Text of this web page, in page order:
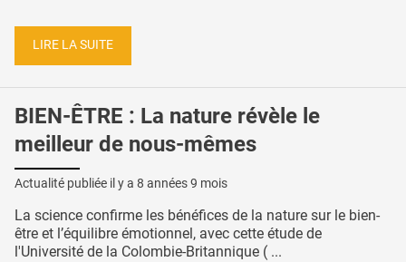
LIRE LA SUITE
BIEN-ÊTRE : La nature révèle le
meilleur de nous-mêmes
Actualité publiée il y a 8 années 9 mois
La science confirme les bénéfices de la nature sur le bien-
être et l’équilibre émotionnel, avec cette étude de
l'Université de la Colombie-Britannique ( ...